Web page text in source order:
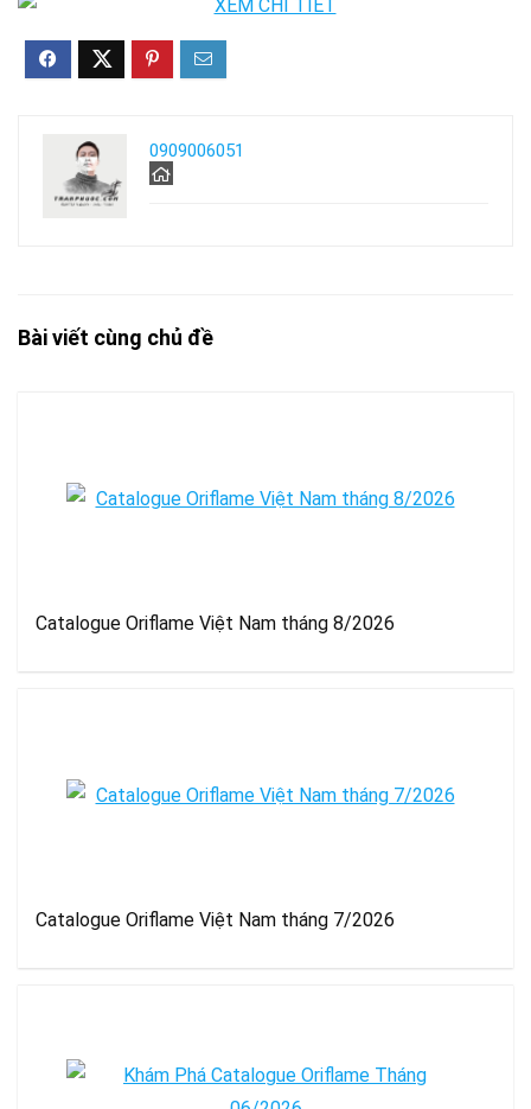
0909006051
Bài viết cùng chủ đề
Catalogue Oriflame Việt Nam tháng 8/2026
Catalogue Oriflame Việt Nam tháng 7/2026